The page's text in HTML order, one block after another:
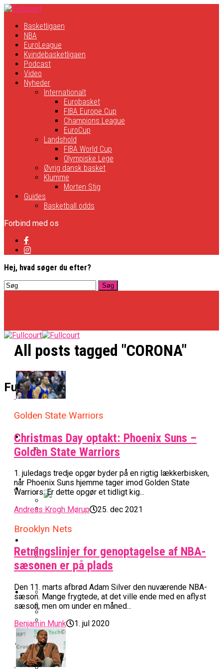
Basketligaen
NBA
EuroLeague
Kvindebasketligaen
Podcast
Video
Nyheder
Internationalt
Eurobasket
FIBA Europe Cup
Champions League
EuroCup
Landshold
FIBA World Cup
Olympiske Lege
Øvrig dansk basket
Klumme
Morten Stig
Guides
Basketball odds
Forbind med os
Hej, hvad søger du efter?
Fullcourt
Basketligaen
Officielt: Vejen Gafler Dansker Hos Rabbits
BK Vejen Opruster: Amerikansk Point
Guard På Plads
Nu Står Det Klart: Den Dag Starter
Værløse-Komet Skifter Til Den Bedste
Spanske Række
Officielt: Bakken Skal Spille Champions
League-Kvalifikation
NBA
Warriors Forlænger Med Succestræner
Miami Heat Smider Skandaleramt Spiller
På Porten
Stjerne Akut Opereret: Misser Nøglekampe
Efter Uhyggelig Skade
EuroLeague
EuroLeague
I EuroLeague
Sølv Til Tobias Jensen: Bayern Er Tysk
Mester Efter To Missede Ulm-Matchbolde
College Er Slut: Frida Formann Fortsætter
Karrieren I Schweiz
Efter ‘The Double’: Kvindebasketligaens
MVP Rykker Til Sverige
Podcast
Podcast: “Med Lars Og Torben Som
Trænere, Gav Man Sig 100 Procent”
Video
All posts tagged "CORONA"
Golden State Warriors
Christmas Day optakt: Phoenix Suns –
Golden State Warriors
1. juledags tredje opgør byder på en rigtig lækkerbisken,
når Phoenix Suns hjemme tager imod Golden State
Warriors. Er dette opgør et tidligt kig...
Andreas Krogh Mørup
25. dec 2021
Brooklyn Nets
Retningslinjer for genoptagelse af NBA-
sæsonen er på plads
Den 11. marts afbrød Adam Silver den nuværende NBA-
sæson. Mange frygtede, at det ville ende med en aflyst
sæson, men om under en måned...
Benjamin Munk
1. jul 2020